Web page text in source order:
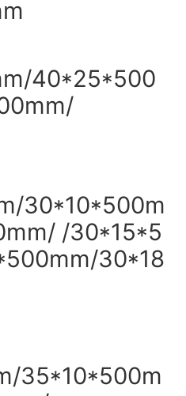
40*25*500
30*10*500m
/30*15*5
30*18
35*10*500m